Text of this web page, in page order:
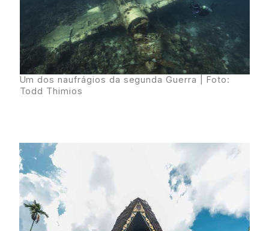
Um dos naufrágios da segunda Guerra | Foto:
Todd Thimios